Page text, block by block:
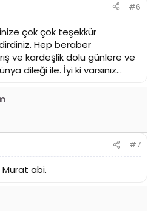
#6
çok çok teşekkür
Hep beraber
ve kardeşlik dolu günlere ve
dileği ile. İyi ki varsınız...
#7
Murat abi.